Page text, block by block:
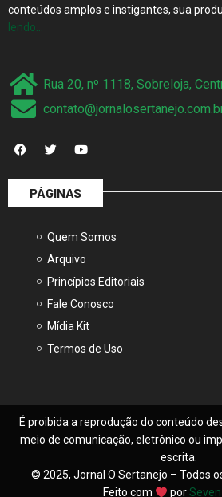
conteúdos amplos e instigantes, sua
lendo…
Rua 20, nº 1118, Sobreloja,
PÁGINAS
Quem Somos
Arquivo
Princípios Editoriais
Fale Conosco
Mídia Kit
Termos de Uso
É proibida a reprodução do conteúdo
meio de comunicação, eletrônico ou
escrita.
© 2025, Jornal O Sertanejo – Todos
Feito com
por